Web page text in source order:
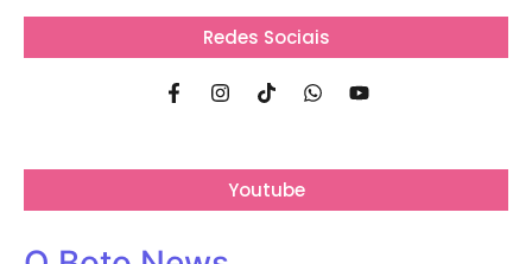
Redes Sociais
Youtube